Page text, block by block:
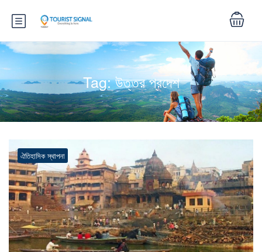
Tag:উত্তর প্রদেশ
ঐতিহাসিক স্থাপনা